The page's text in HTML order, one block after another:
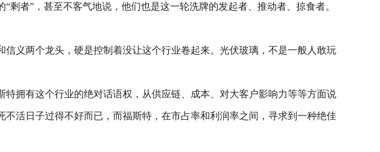
者”，甚至不客气地说，他们也是这一轮洗牌的发起者、推动者、掠食者。
义两个龙头，硬是控制着没让这个行业卷起来。光伏玻璃，不是一般人敢玩
拥有这个行业的绝对话语权，从供应链、成本、对大客户影响力等等方面说
活日子过得不好而已，而福斯特，在市占率和利润率之间，寻求到一种绝佳